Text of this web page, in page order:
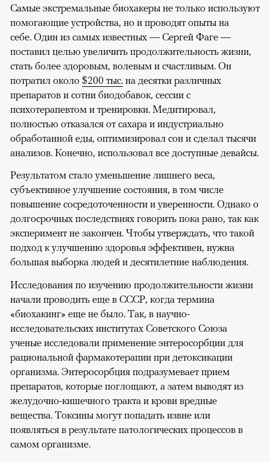
Самые экстремальные биохакеры не только используют
помогающие устройства, но и проводят опыты на
себе. Один из самых известных — Сергей Фаге —
поставил целью увеличить продолжительность жизни,
стать более здоровым, волевым и счастливым. Он
потратил около $200 тыс. на десятки различных
препаратов и сотни биодобавок, сессии с
психотерапевтом и тренировки. Медитировал,
полностью отказался от сахара и индустриально
обработанной еды, оптимизировал сон и сделал тысячи
анализов. Конечно, использовал все доступные девайсы.
Результатом стало уменьшение лишнего веса,
субъективное улучшение состояния, в том числе
повышение сосредоточенности и уверенности. Однако о
долгосрочных последствиях говорить пока рано, так как
эксперимент не закончен. Чтобы утверждать, что такой
подход к улучшению здоровья эффективен, нужна
большая выборка людей и десятилетние наблюдения.
Исследования по изучению продолжительности жизни
начали проводить еще в СССР, когда термина
«биохакинг» еще не было. Так, в научно-
исследовательских институтах Советского Союза
ученые исследовали применение энтеросорбции для
рациональной фармакотерапии при детоксикации
организма. Энтеросорбция подразумевает прием
препаратов, которые поглощают, а затем выводят из
желудочно-кишечного тракта и крови вредные
вещества. Токсины могут попадать извне или
появляться в результате патологических процессов в
самом организме.